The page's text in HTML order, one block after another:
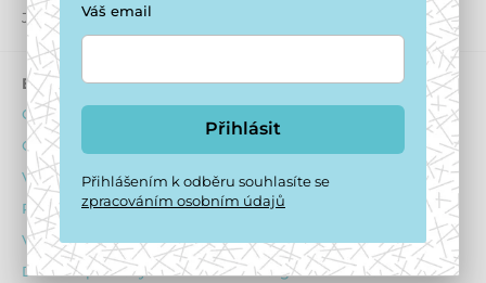
Jsme také na: Instagram
E-shop
Obchodní podmínky
Ochrana osobních údajů
Výhody pro registrované
Reklamační řád
Vrácení zboží
Dárkové poukazy
Psí hotel
Dotazník před ubytováním
Obsazenost hotelu
Ceník
Fotogalerie z hotelu
Váš email
Přihlásit
Přihlášením k odběru souhlasíte se
zpracováním osobním údajů